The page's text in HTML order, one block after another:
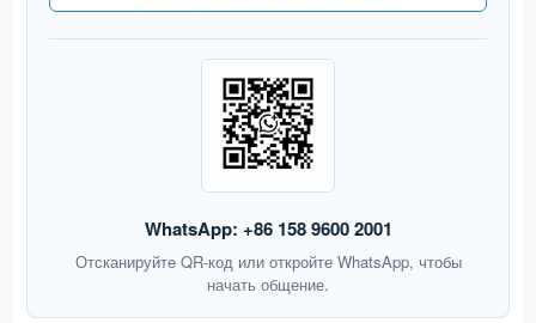
WhatsApp: +86 158 9600 2001
Отсканируйте QR-код или откройте WhatsApp, чтобы
начать общение.